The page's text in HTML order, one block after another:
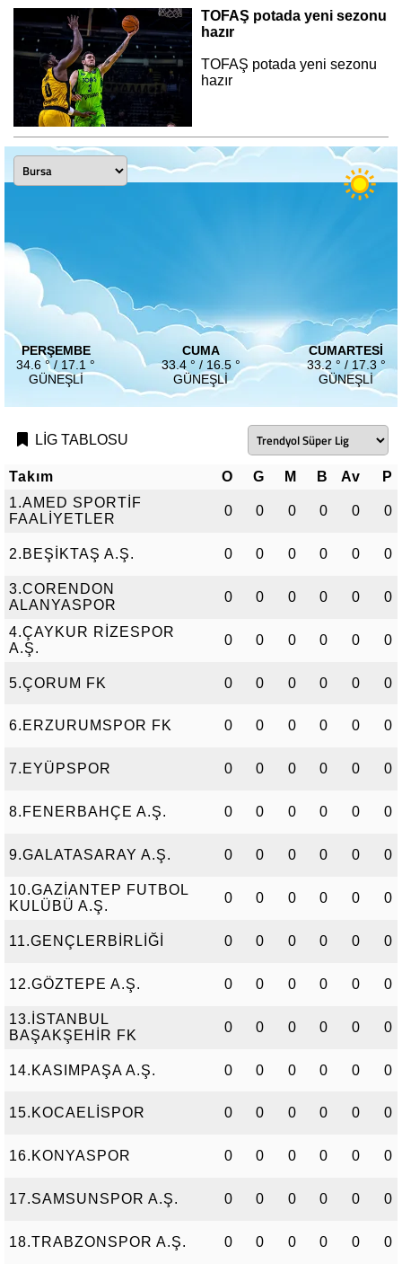
TOFAŞ potada yeni sezonu
hazır
TOFAŞ potada yeni sezonu
hazır
PERŞEMBE
34.6 ° / 17.1 °
GÜNEŞLI
CUMA
33.4 ° / 16.5 °
GÜNEŞLI
CUMARTESI
33.2 ° / 17.3 °
GÜNEŞLI
LİG TABLOSU
Takım O G M B Av
P
1.AMED SPORTİF
FAALİYETLER
0 0 0 0 0 0
2.BEŞİKTAŞ A.Ş. 0 0 0 0 0 0
3.CORENDON
ALANYASPOR
0 0 0 0 0 0
4.ÇAYKUR RİZESPOR
A.Ş.
0 0 0 0 0 0
5.ÇORUM FK 0 0 0 0 0 0
6.ERZURUMSPOR FK 0 0 0 0 0 0
7.EYÜPSPOR 0 0 0 0 0 0
8.FENERBAHÇE A.Ş. 0 0 0 0 0 0
9.GALATASARAY A.Ş. 0 0 0 0 0 0
10.GAZİANTEP FUTBOL
KULÜBÜ A.Ş.
0 0 0 0 0 0
11.GENÇLERBİRLİĞİ 0 0 0 0 0 0
12.GÖZTEPE A.Ş. 0 0 0 0 0 0
13.İSTANBUL
BAŞAKŞEHİR FK
0 0 0 0 0 0
14.KASIMPAŞA A.Ş. 0 0 0 0 0 0
15.KOCAELİSPOR 0 0 0 0 0 0
16.KONYASPOR 0 0 0 0 0 0
17.SAMSUNSPOR A.Ş. 0 0 0 0 0 0
18.TRABZONSPOR A.Ş. 0 0 0 0 0 0